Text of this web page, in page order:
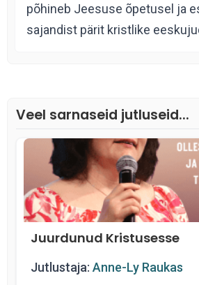
põhineb Jeesuse õpetusel ja
sajandist pärit kristlike
Veel sarnaseid jutluseid...
Juurdunud Kristusesse
Jutlustaja: Anne-Ly Raukas